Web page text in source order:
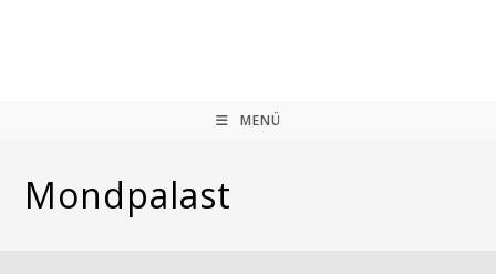
MENÜ
Mondpalast